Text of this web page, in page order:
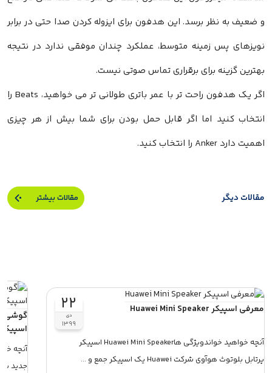
و ضعیف به نظر برسد. این هدفون برای ایزوله کردن صدا حتی در برابر
نویزهای پس زمینه متوسط، عملکرد چندان موفقی ندارد در نتیجه
بهترین گزینه برای برقراری تماس صوتی نیست.
اگر یک هدفون راحت تر با عمر باتری طولانی تر می خواهید، Beats را
انتخاب کنید اما اگر قابل حمل بودن برای شما بیش از هر چیزی
اهمیت دارد Anker را انتخاب کنید.
مقالات دیگر مقالات بیشتر
۲۲
دی
۱۳۹۹
معرفی اسپیکر Huawei Mini Speaker
آنچه خواهید خواندویژگی هاHuawei Mini Speaker اسپیکر
پرتابل بلوتوث هوآوی شرکت Huawei یک اسپیکر جمع و ...
جدید